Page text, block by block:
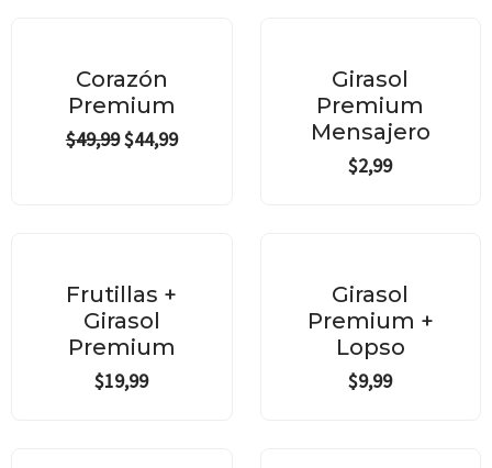
Corazón
Premium
$49,99
was:
$49,99.
$44,99
Girasol
Premium
Mensajero
$2,99
Frutillas +
Girasol
Premium
$19,99
Girasol
Premium +
Lopso
$9,99